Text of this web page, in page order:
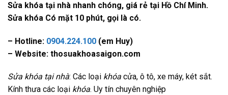
Sửa khóa tại nhà nhanh chóng, giá rẻ tại Hồ Chí Minh.
Sửa khóa Có mặt 10 phút, gọi là có.
– Hotline: 0904.224.100 (em Huy)
– Website: thosuakhoasaigon.com
Sửa khóa tại nhà: Các loại khóa cửa, ô tô, xe máy, két sắt.
Kính thưa các loại khóa. Uy tín chuyên nghiệp